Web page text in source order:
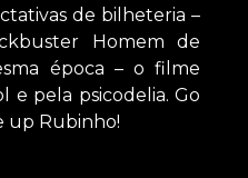
de bilheteria –
Homem de
época – o filme
e pela psicodelia. Go
up Rubinho!